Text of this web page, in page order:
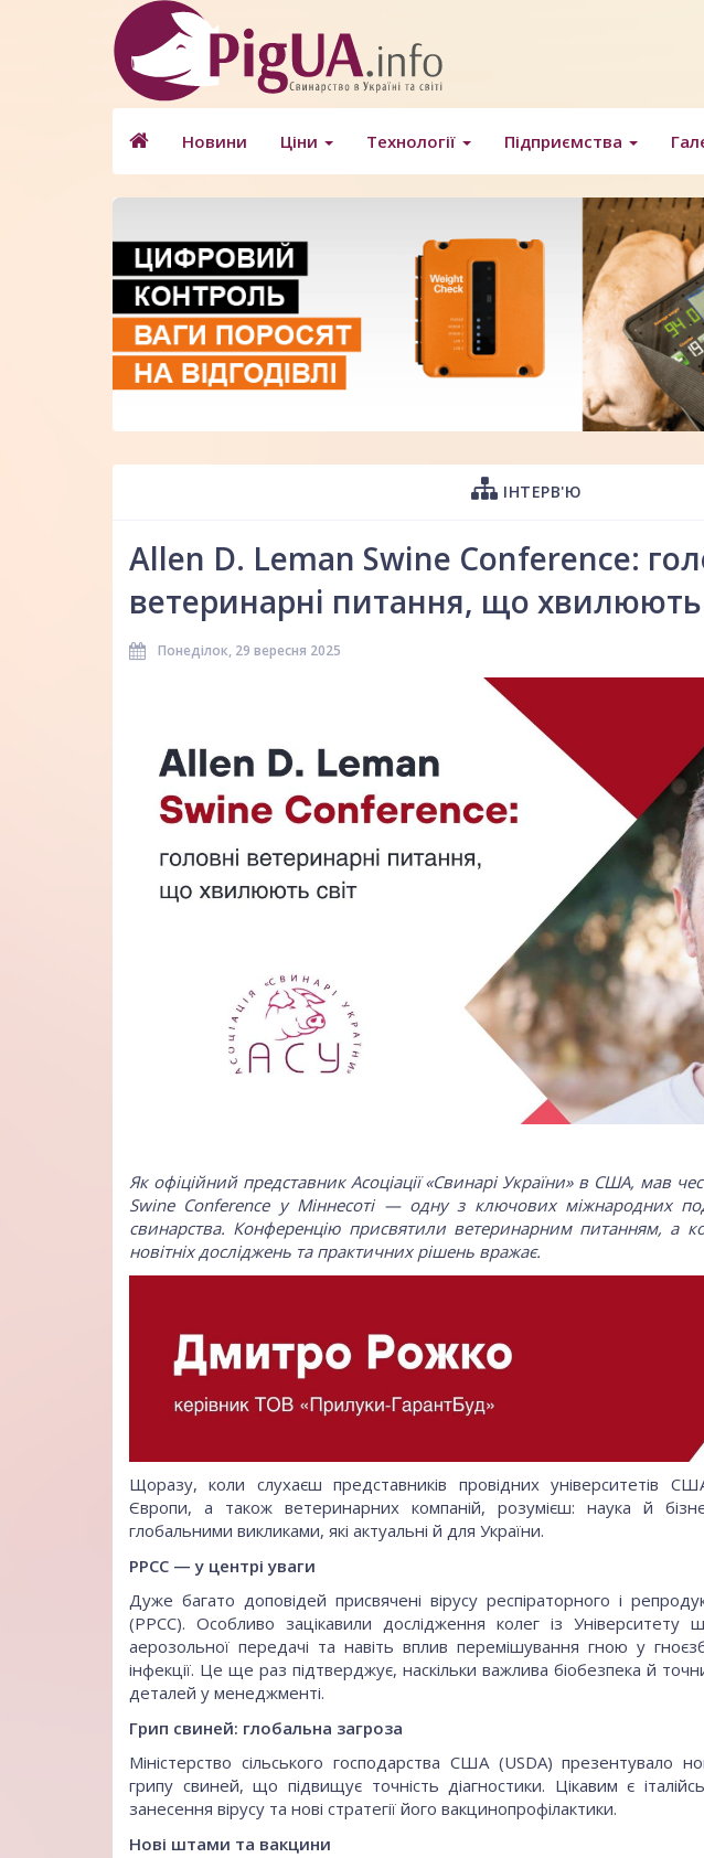
Новини Ціни Технології Підприємства
ІНТЕРВ'Ю
Allen D. Leman Swine Conference:
ветеринарні питання, що хвилюють
Понеділок, 29 вересня 2025
Як офіційний представник Асоціації «Свинарі України» в США, мав
Swine Conference у Міннесоті — одну з ключових міжнародних
свинарства. Конференцію присвятили ветеринарним питанням, а
новітніх досліджень та практичних рішень вражає.
Щоразу, коли слухаєш представників провідних університетів
Європи, а також ветеринарних компаній, розумієш: наука й
глобальними викликами, які актуальні й для України.
РРСС — у центрі уваги
Дуже багато доповідей присвячені вірусу респіраторного і
(РРСС). Особливо зацікавили дослідження колег із Університету
аерозольної передачі та навіть вплив перемішування гною у
інфекції. Це ще раз підтверджує, наскільки важлива біобезпека й
деталей у менеджменті.
Грип свиней: глобальна загроза
Міністерство сільського господарства США (USDA) презентувало
грипу свиней, що підвищує точність діагностики. Цікавим є
занесення вірусу та нові стратегії його вакцинопрофілактики.
Нові штами та вакцини